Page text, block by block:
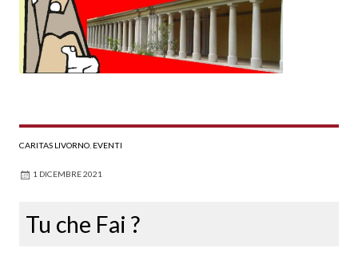
CARITAS LIVORNO EVENTI
1 DICEMBRE 2021
Tu che Fai ?